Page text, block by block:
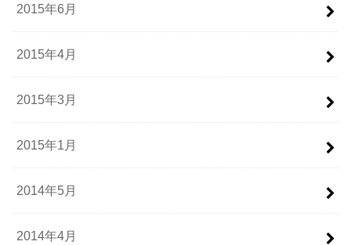
2015年6月
2015年4月
2015年3月
2015年1月
2014年5月
2014年4月